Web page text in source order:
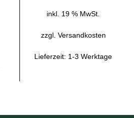
inkl. 19 % MwSt.
zzgl. Versandkosten
Lieferzeit: 1-3 Werktage